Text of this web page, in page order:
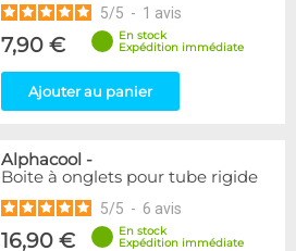
5/5 - 1 avis
7,90 €
En stock
Expédition immédiate
Ajouter au panier
Alphacool -
Boite à onglets pour tube rigide
5/5 - 6 avis
16,90 €
En stock
Expédition immédiate